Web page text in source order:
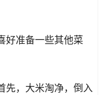
好准备一些其他菜
先，大米淘净，倒入